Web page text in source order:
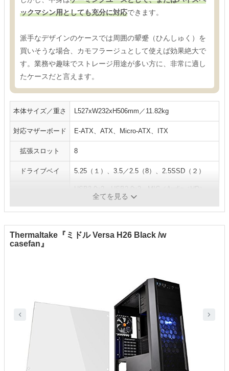
ックマシン用としても充分に対応できます。
派手なデザインのケースでは周囲の顰蹙（ひんしゅく）を
買いそうな場合、カモフラージュとして使えば効果絶大で
す。業務や趣味でストレージ用途が多い方に、非常に適し
たケースだと言えます。
本体サイズ／重さ L527xW232xH506mm／11.82kg
対応マザーボード E-ATX、ATX、Micro-ATX、ITX
拡張スロット 8
ドライブベイ 5.25（１）、3.5／2.5（8）、2.5SSD（２）
ファンコントローラー（3段階）
全てを見る
Thermaltake『ミドル Versa H26 Black /w
casefan』